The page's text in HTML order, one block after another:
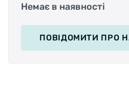
Немає в наявності
ПОВІДОМИТИ ПРО